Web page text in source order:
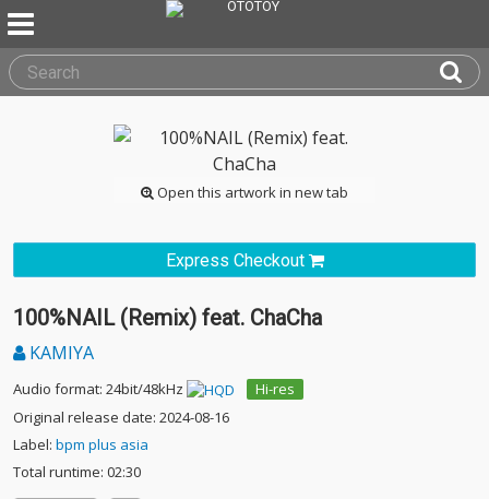
Open this artwork in new tab
Express Checkout
100%NAIL (Remix) feat. ChaCha
KAMIYA
Audio format: 24bit/48kHz
Hi-res
Original release date: 2024-08-16
Label: bpm plus asia
Total runtime: 02:30